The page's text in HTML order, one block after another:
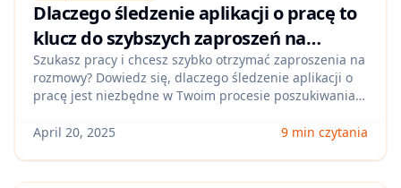
Dlaczego śledzenie aplikacji o pracę to
klucz do szybszych zaproszeń na
rozmowy
Szukasz pracy i chcesz szybko otrzymać zaproszenia na
rozmowy? Dowiedz się, dlaczego śledzenie aplikacji o
pracę jest niezbędne w Twoim procesie poszukiwania
April 20, 2025
9 min czytania